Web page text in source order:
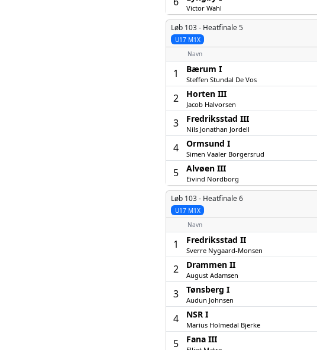
Victor Wahl
Løb 103 - Heatfinale 5
U17 M1X
Navn
1 Bærum I
Steffen Stundal De Vos
2 Horten III
Jacob Halvorsen
3 Fredriksstad III
Nils Jonathan Jordell
4 Ormsund I
Simen Vaaler Borgersrud
5 Alvøen III
Eivind Nordborg
Løb 103 - Heatfinale 6
U17 M1X
Navn
1 Fredriksstad II
Sverre Nygaard-Monsen
2 Drammen II
August Adamsen
3 Tønsberg I
Audun Johnsen
4 NSR I
Marius Holmedal Bjerke
5 Fana III